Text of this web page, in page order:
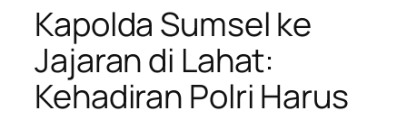
Kapolda Sumsel ke
Jajaran di Lahat:
Kehadiran Polri Harus